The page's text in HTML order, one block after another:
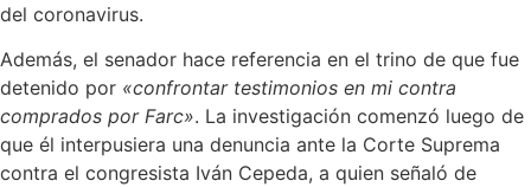
del coronavirus.
Además, el senador hace referencia en el trino de que fue
detenido por «confrontar testimonios en mi contra
comprados por Farc». La investigación comenzó luego de
que él interpusiera una denuncia ante la Corte Suprema
contra el congresista Iván Cepeda, a quien señaló de